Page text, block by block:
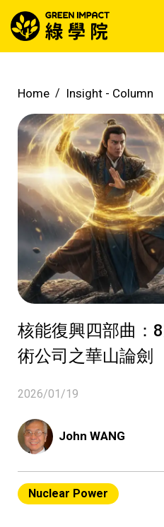
Home Insight - Column
核能復興四部曲：
術公司之華山論劍
2026/01/19
John WANG
Nuclear Power